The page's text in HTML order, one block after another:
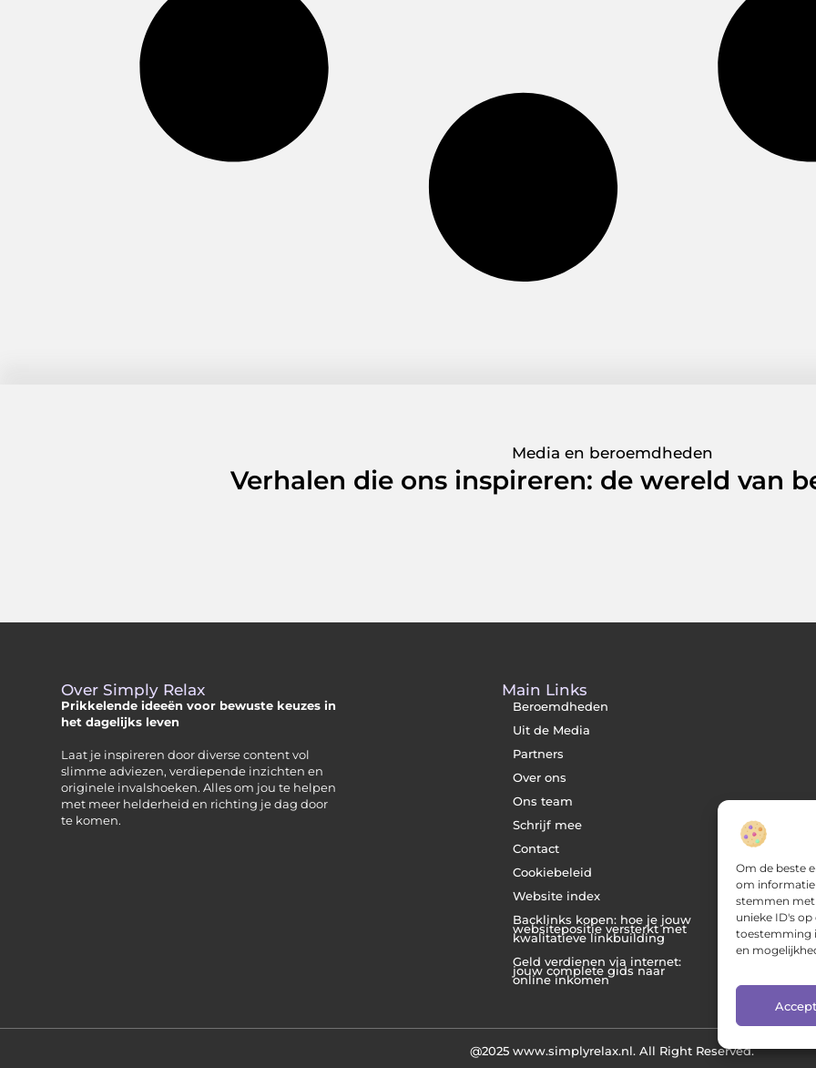
Om de beste
om informatie
stemmen met
unieke ID's
toestemming
en
Media en beroemdheden
Verhalen die ons inspireren: de wereld van
Over Simply Relax
Prikkelende ideeën voor bewuste keuzes in
het dagelijks leven
Laat je inspireren door diverse content vol
slimme adviezen, verdiepende inzichten en
originele invalshoeken. Alles om jou te helpen
met meer helderheid en richting je dag door
te komen.
Main Links
Beroemdheden
Uit de Media
Partners
Over ons
Ons team
Schrijf mee
Contact
Cookiebeleid
Website index
Backlinks kopen: hoe je jouw
websitepositie versterkt met
kwalitatieve linkbuilding
Geld verdienen via internet:
jouw complete gids naar
online inkomen
@2025 www.simplyrelax.nl. All Right Reserved.